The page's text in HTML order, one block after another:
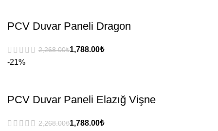
PCV Duvar Paneli Dragon
₺
₺
-21%
PCV Duvar Paneli Elazığ Vişne
₺
₺